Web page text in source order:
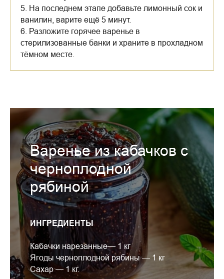
5. На последнем этапе добавьте лимонный сок и
ванилин, варите ещё 5 минут.
6. Разложите горячее варенье в
стерилизованные банки и храните в прохладном
тёмном месте.
Варенье из кабачков с
черноплодной
рябиной
ИНГРЕДИЕНТЫ
Кабачки нарезанные— 1 кг
Ягоды черноплодной рябины — 1 кг
Сахар — 1 кг.